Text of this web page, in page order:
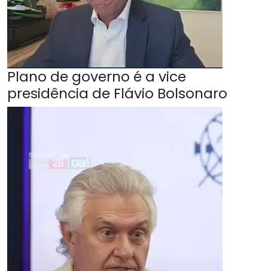
Plano de governo é a vice
presidência de Flávio Bolsonaro